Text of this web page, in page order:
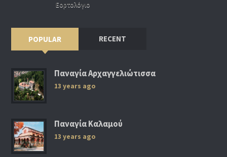
Εορτολόγιο
POPULAR RECENT
Παναγία Αρχαγγελιώτισσα
13 years ago
Παναγία Καλαμού
13 years ago